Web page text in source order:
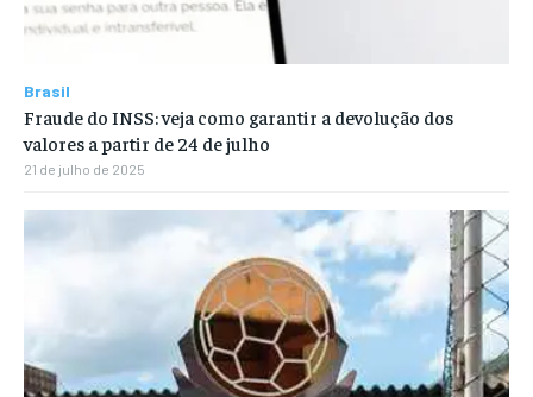
Brasil
Fraude do INSS: veja como garantir a devolução dos
valores a partir de 24 de julho
21 de julho de 2025